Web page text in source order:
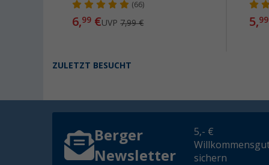
(66)
6,99 €UVP7,99 € 5,99
ZULETZT BESUCHT
Berger
Newsletter
5,- €
sichern